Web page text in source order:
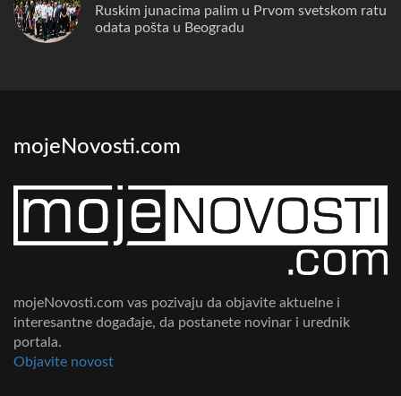
Ruskim junacima palim u Prvom svetskom ratu
odata pošta u Beogradu
mojeNovosti.com
mojeNovosti.com vas pozivaju da objavite aktuelne i
interesantne događaje, da postanete novinar i urednik
portala.
Objavite novost